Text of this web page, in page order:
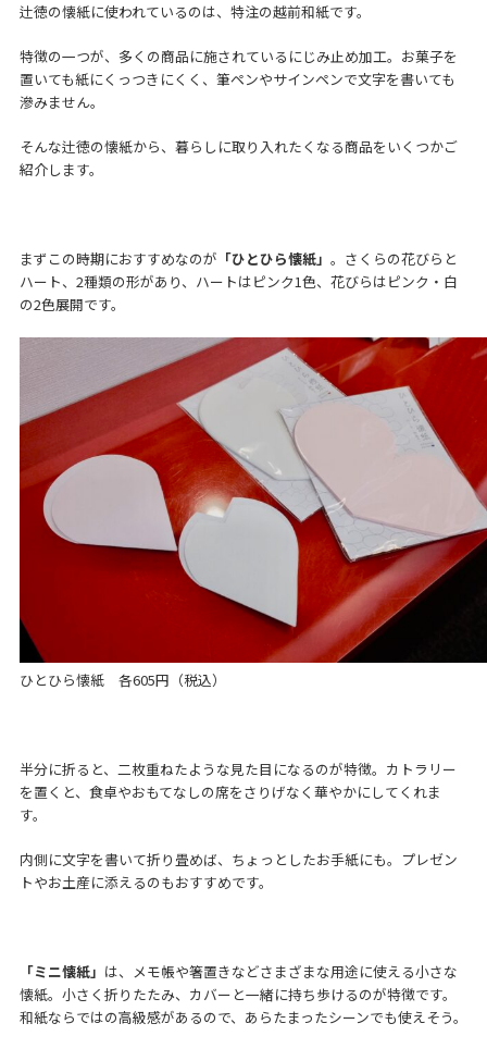
辻徳の懐紙に使われているのは、特注の越前和紙です。
特徴の一つが、多くの商品に施されているにじみ止め加工。お菓子を
置いても紙にくっつきにくく、筆ペンやサインペンで文字を書いても
滲みません。
そんな辻徳の懐紙から、暮らしに取り入れたくなる商品をいくつかご
紹介します。
まずこの時期におすすめなのが 「ひとひら懐紙」 。さくらの花びらと
ハート、2種類の形があり、ハートはピンク1色、花びらはピンク・白
の2色展開です。
ひとひら懐紙 各605円（税込）
半分に折ると、二枚重ねたような見た目になるのが特徴。カトラリー
を置くと、食卓やおもてなしの席をさりげなく華やかにしてくれま
す。
内側に文字を書いて折り畳めば、ちょっとしたお手紙にも。プレゼン
トやお土産に添えるのもおすすめです。
「ミニ懐紙」 は、メモ帳や箸置きなどさまざまな用途に使える小さな
懐紙。小さく折りたたみ、カバーと一緒に持ち歩けるのが特徴です。
和紙ならではの高級感があるので、あらたまったシーンでも使えそう。